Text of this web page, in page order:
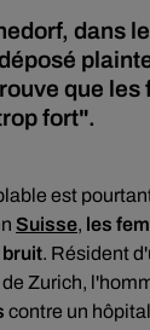
dans
que les
fort".
est
Suisse, les
. Résident
Zurich,
contre un